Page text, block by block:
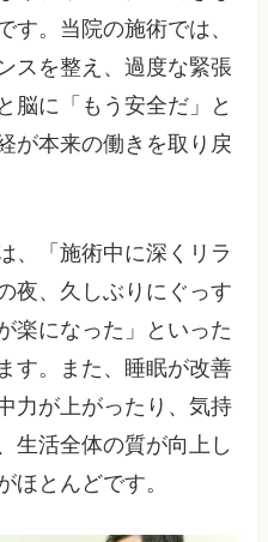
す。当院の施術では、
スを整え、過度な緊張
脳に「もう安全だ」と
が本来の働きを取り戻
、「施術中に深くリラ
夜、久しぶりにぐっす
楽になった」といった
す。また、睡眠が改善
力が上がったり、気持
生活全体の質が向上し
ほとんどです。